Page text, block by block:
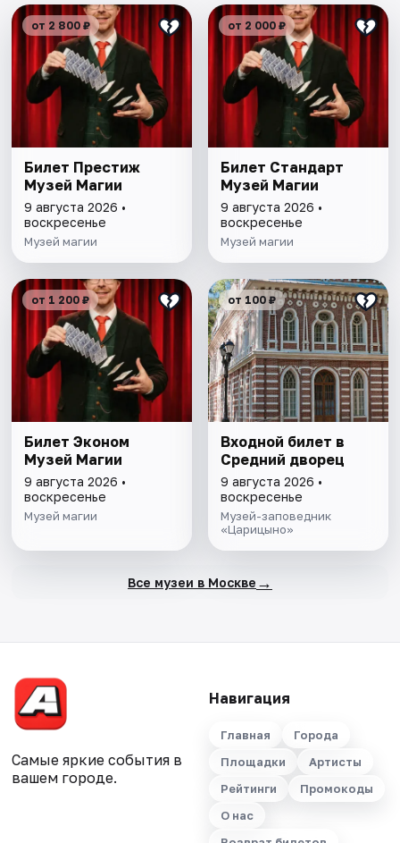
от 2 800 ₽
Билет Престиж
Музей Магии
9 августа 2026 •
воскресенье
Музей магии
от 2 000 ₽
Билет Стандарт
Музей Магии
9 августа 2026 •
воскресенье
Музей магии
от 1 200 ₽
Билет Эконом
Музей Магии
9 августа 2026 •
воскресенье
Музей магии
от 100 ₽
Входной билет в
Средний дворец
9 августа 2026 •
воскресенье
Музей-заповедник
«Царицыно»
Все музеи в Москве →
Самые яркие события в
вашем городе.
Навигация
Главная
Города
Площадки
Артисты
Рейтинги
Промокоды
О нас